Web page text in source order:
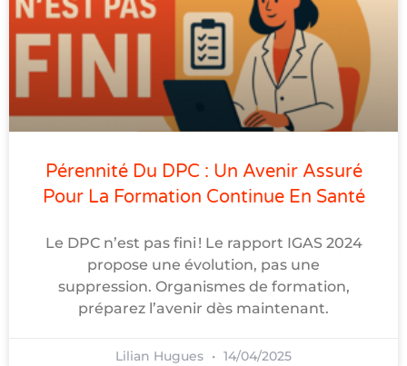
Pérennité Du DPC : Un Avenir Assuré
Pour La Formation Continue En Santé
Le DPC n’est pas fini ! Le rapport IGAS 2024
propose une évolution, pas une
suppression. Organismes de formation,
préparez l’avenir dès maintenant.
Lilian Hugues 14/04/2025